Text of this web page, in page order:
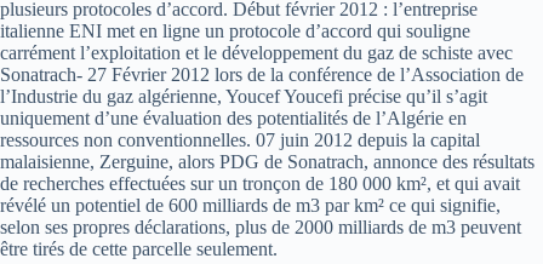
plusieurs protocoles d’accord. Début février 2012 : l’entreprise
italienne ENI met en ligne un protocole d’accord qui souligne
carrément l’exploitation et le développement du gaz de schiste avec
Sonatrach- 27 Février 2012 lors de la conférence de l’Association de
l’Industrie du gaz algérienne, Youcef Youcefi précise qu’il s’agit
uniquement d’une évaluation des potentialités de l’Algérie en
ressources non conventionnelles. 07 juin 2012 depuis la capital
malaisienne, Zerguine, alors PDG de Sonatrach, annonce des résultats
de recherches effectuées sur un tronçon de 180 000 km², et qui avait
révélé un potentiel de 600 milliards de m3 par km² ce qui signifie,
selon ses propres déclarations, plus de 2000 milliards de m3 peuvent
être tirés de cette parcelle seulement.